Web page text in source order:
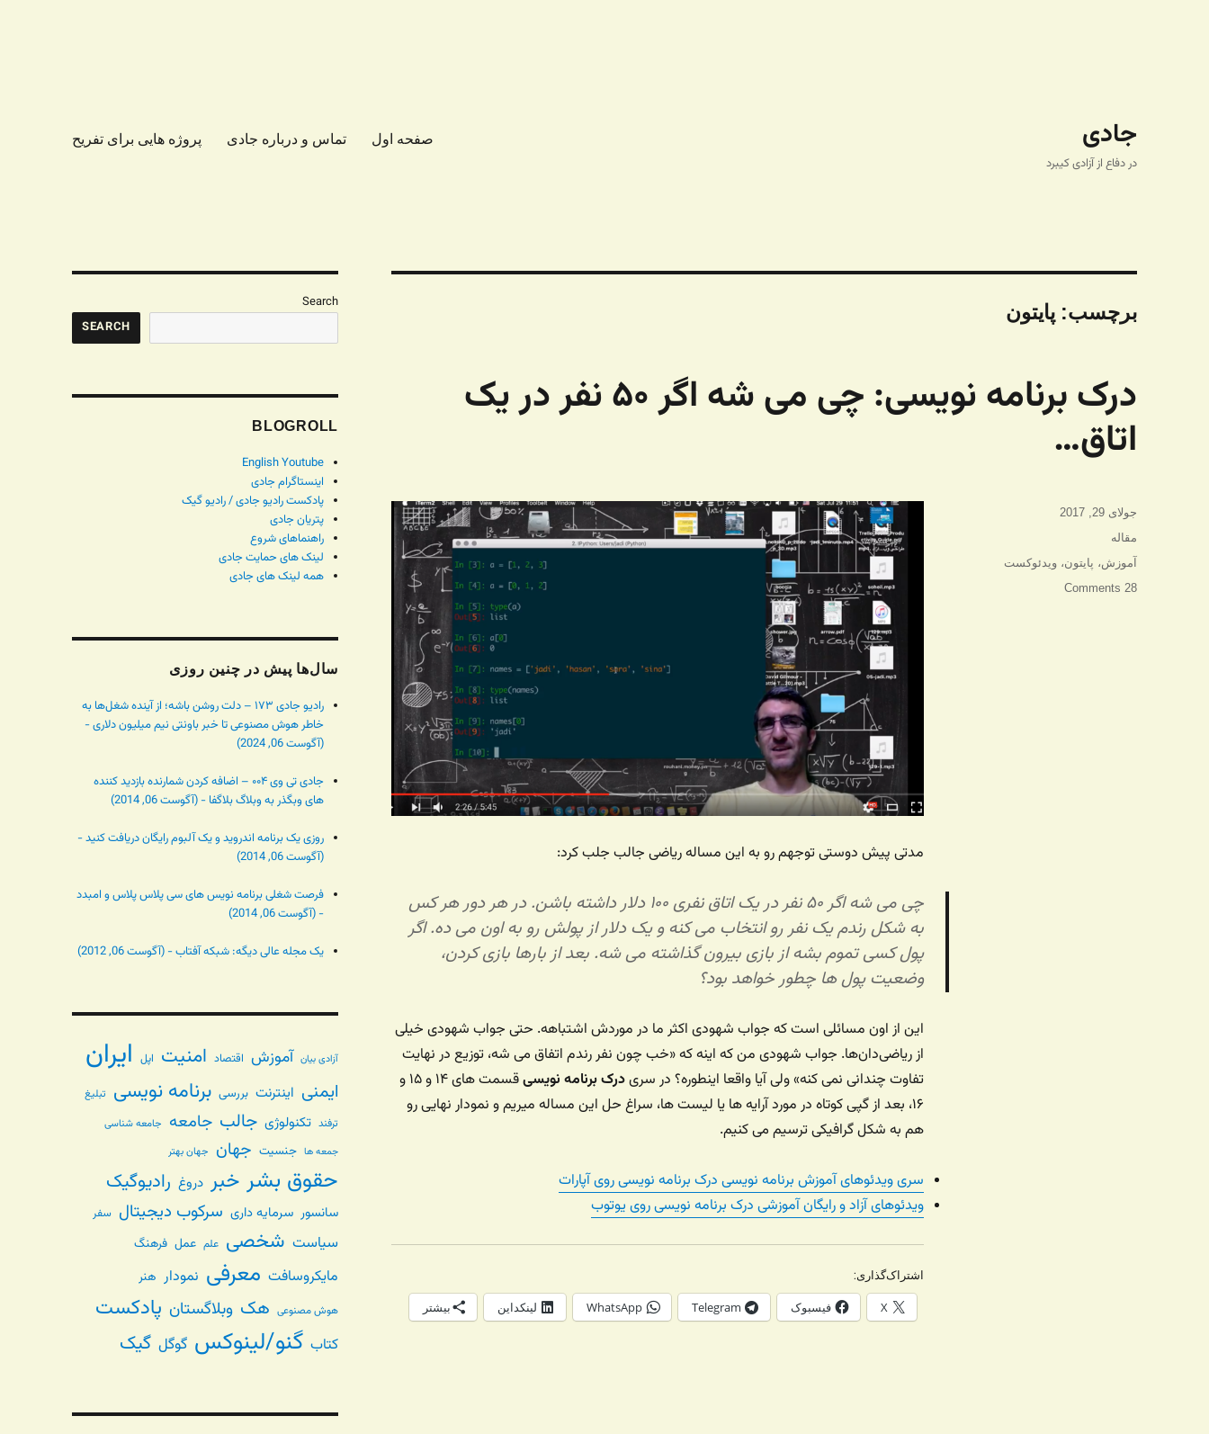
جادی
در دفاع از آزادی کیبرد
صفحه اول تماس و درباره جادی پروژه هایی برای تفریح
برچسب:پایتون
درک برنامه نویسی: چی می شه اگر ۵۰ نفر در یک
اتاق…
مدتی پیش دوستی توجهم رو به این مساله ریاضی جالب جلب کرد:
چی می شه اگر ۵۰ نفر در یک اتاق نفری ۱۰۰ دلار داشته باشن. در هر دور هر کس
به شکل رندم یک نفر رو انتخاب می کنه و یک دلار از پولش رو به اون می ده. اگر
پول کسی تموم بشه از بازی بیرون گذاشته می شه. بعد از بارها بازی کردن،
وضعیت پول ها چطور خواهد بود؟
این از اون مسائلی است که جواب شهودی اکثر ما در موردش اشتباهه. حتی جواب شهودی خیلی
از ریاضی‌دان‌ها. جواب شهودی من که اینه که «خب چون نفر رندم اتفاق می شه، توزیع در نهایت
تفاوت چندانی نمی کنه» ولی آیا واقعا اینطوره؟ در سریدرک برنامه نویسی
قسمت های ۱۴ و ۱۵ و
۱۶، بعد از گپی کوتاه در مورد آرایه ها یا لیست ها، سراغ حل این مساله میریم و نمودار نهایی رو
هم به شکل گرافیکی ترسیم می کنیم.
سری ویدئوهای آموزش برنامه نویسی درک برنامه نویسی روی آپارات
ویدئوهای آزاد و رایگان آموزشی درک برنامه نویسی روی یوتوب
اشتراک‌گذاری:
X فیسبوک Telegram
WhatsApp لینکداین بیشتر
ارسال
شده
جولای 29, 2017
دسته‌ها
مقاله
برچسب‌ها
آموزش، پایتون،ویدئوکست
28 Comments
Search
SEARCH
BLOGROLL
English Youtube
اینستاگرام جادی
پادکست رادیو جادی / رادیو گیک
پتریان جادی
راهنماهای شروع
لینک های حمایت جادی
همه لینک های جادی
سال‌ها پیش در چنین روزی
رادیو جادی ۱۷۳ – دلت روشن باشه؛ از آینده شغل‌ها به
خاطر هوش مصنوعی تا خبر باونتی نیم میلیون دلاری -
(آگوست 06, 2024)
جادی تی وی ۰۰۴ – اضافه کردن شمارنده بازدید کننده
های وبگذر به وبلاگ بلاگفا - (آگوست 06, 2014)
روزی یک برنامه اندروید و یک آلبوم رایگان دریافت کنید -
(آگوست 06, 2014)
فرصت شغلی برنامه نویس های سی پلاس پلاس و امبدد
- (آگوست 06, 2014)
یک مجله عالی دیگه: شبکه آفتاب - (آگوست 06, 2012)
آزادی بیان آموزش اقتصاد امنیت اپل ایران
ایمنی اینترنت بررسی برنامه نویسی تبلیغ
ترفند تکنولوژی جالب جامعه جامعه شناسی
جمعه ها جنسیت جهان جهان بهتر
حقوق بشر خبر دروغ رادیوگیک
سانسور سرمایه داری سرکوب دیجیتال سفر
سیاست شخصی علم عمل فرهنگ
مایکروسافت معرفی نمودار هنر
هوش مصنوعی هک وبلاگستان پادکست
کتاب گنو/لینوکس گوگل گیک